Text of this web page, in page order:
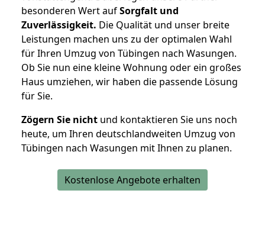
besonderen Wert aufSorgfalt und
Zuverlässigkeit. Die Qualität und unser breite
Leistungen machen uns zu der optimalen Wahl
für Ihren Umzug von Tübingen nach Wasungen.
Ob Sie nun eine kleine Wohnung oder ein großes
Haus umziehen, wir haben die passende Lösung
für Sie.
Zögern Sie nicht und kontaktieren Sie uns noch
heute, um Ihren deutschlandweiten Umzug von
Tübingen nach Wasungen mit Ihnen zu planen.
Kostenlose Angebote erhalten